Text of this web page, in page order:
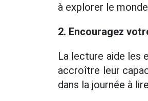
à explorer le
2. Encouragez
La lecture aide les
accroître leur
dans la journée à